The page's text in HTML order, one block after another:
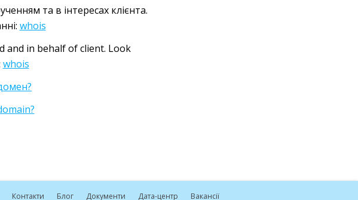
та в інтересах клієнта.
whois
and in behalf of client. Look
whois
Контакти Блог Документи Дата-центр Вакансії